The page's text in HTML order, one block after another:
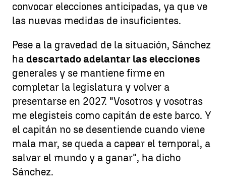
convocar elecciones anticipadas, ya que ve
las nuevas medidas de insuficientes.
Pese a la gravedad de la situación, Sánchez
ha descartado adelantar las elecciones
generales y se mantiene firme en
completar la legislatura y volver a
presentarse en 2027. "Vosotros y vosotras
me elegisteis como capitán de este barco. Y
el capitán no se desentiende cuando viene
mala mar, se queda a capear el temporal, a
salvar el mundo y a ganar", ha dicho
Sánchez.